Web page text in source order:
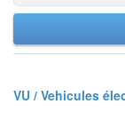
VU / Vehicules